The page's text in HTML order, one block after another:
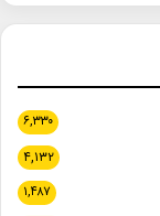
۶,۳۳۰
۴,۱۳۲
۱,۴۸۷